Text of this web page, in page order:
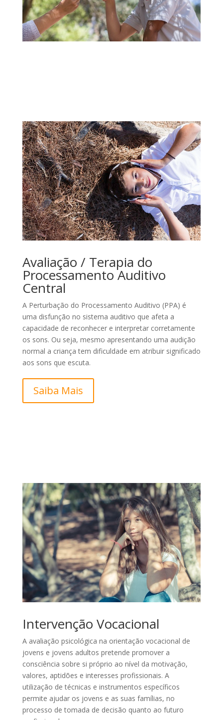
Avaliação / Terapia do
Processamento Auditivo
Central
A Perturbação do Processamento Auditivo (PPA) é
uma disfunção no sistema auditivo que afeta a
capacidade de reconhecer e interpretar corretamente
os sons. Ou seja, mesmo apresentando uma audição
normal a criança tem dificuldade em atribuir significado
aos sons que escuta.
Saiba Mais
Intervenção Vocacional
A avaliação psicológica na orientação vocacional de
jovens e jovens adultos pretende promover a
consciência sobre si próprio ao nível da motivação,
valores, aptidões e interesses profissionais. A
utilização de técnicas e instrumentos específicos
permite ajudar os jovens e as suas famílias, no
processo de tomada de decisão quanto ao futuro